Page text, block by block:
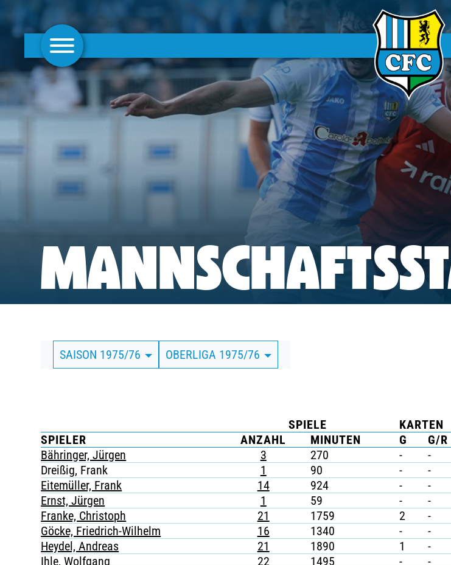
AKTUELLES
FRAUEN
CLUBMITGLIEDSCHAFT
BUSINESS
SÜDKURVE
TICKETING
SAISON 1975/76 OBERLIGA 1975/76
SPIELE KARTEN
SPIELER
ANZAHL MINUTEN G G/R
Bähringer, Jürgen
3 270 - -
Dreißig, Frank
1 90 - -
Eitemüller, Frank
14 924 - -
Ernst, Jürgen
1 59 - -
Franke, Christoph
21 1759 2 -
Göcke, Friedrich-Wilhelm
16 1340 - -
Heydel, Andreas
21 1890 1 -
Ihle, Wolfgang
22 1495 - -